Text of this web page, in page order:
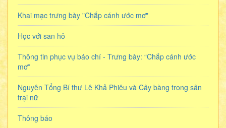
Khai mạc trưng bày "Chắp cánh ước mơ"
Học với san hô
Thông tin phục vụ báo chí - Trưng bày: “Chắp cánh ước
mơ”
Nguyên Tổng Bí thư Lê Khả Phiêu và Cây bàng trong sân
trại nữ
Thông báo